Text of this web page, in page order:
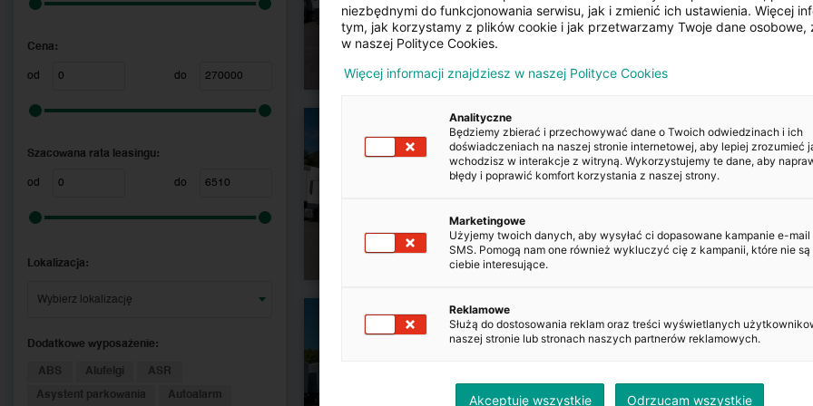
Cena:
od do
Szacowana rata leasingu:
od do
Lokalizacja:
Wybierz lokalizację
Dodatkowe wyposażenie:
ABS Alufelgi ASR
Asystent parkowania Autoalarm
2022 Diesel
DAF XF 480 FT SSC
Diesel
DAF XF 480 FT SSC
niezbędnymi do funkcjonowania serwisu, jak i zmienić ich ustawienia. Więcej
tym, jak korzystamy z plików cookie i jak przetwarzamy Twoje dane osobowe,
w naszej Polityce Cookies.
Więcej informacji znajdziesz w naszej Polityce Cookies
Analityczne
Będziemy zbierać i przechowywać dane o Twoich odwiedzinach i ich
doświadczeniach na naszej stronie internetowej, aby lepiej zrozumieć
wchodzisz w interakcje z witryną. Wykorzystujemy te dane, aby
błędy i poprawić komfort korzystania z naszej strony.
Marketingowe
Użyjemy twoich danych, aby wysyłać ci dopasowane kampanie e-mail
SMS. Pomogą nam one również wykluczyć cię z kampanii, które nie są
ciebie interesujące.
Reklamowe
Służą do dostosowania reklam oraz treści wyświetlanych
naszej stronie lub stronach naszych partnerów reklamowych.
Akceptuję wszystkie Odrzucam wszystkie